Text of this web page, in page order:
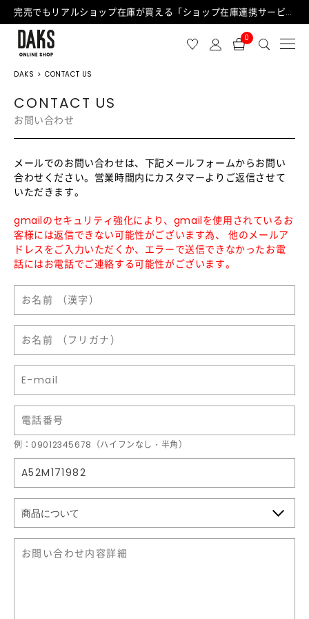
完売でもリアルショップ在庫が買える「ショップ在庫連携サービス」が日中もご利用可能になりました！
0
DAKS CONTACT US
CONTACT US
お問い合わせ
メールでのお問い合わせは、下記メールフォームからお問い
合わせください。営業時間内にカスタマーよりご返信させて
いただきます。
gmailのセキュリティ強化により、gmailを使用されているお
客様には返信できない可能性がございます為、 他のメールア
ドレスをご入力いただくか、エラーで送信できなかったお電
話にはお電話でご連絡する可能性がございます。
例：09012345678（ハイフンなし・半角）